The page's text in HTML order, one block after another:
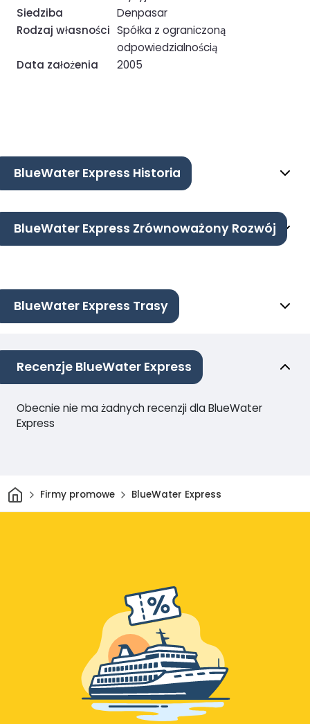
Siedziba
Denpasar
Rodzaj własności Spółka z ograniczoną
odpowiedzialnością
Data założenia
2005
BlueWater Express Historia
BlueWater Express Zrównoważony Rozwój
BlueWater Express Trasy
Recenzje BlueWater Express
Obecnie nie ma żadnych recenzji dla BlueWater
Express
DomFirmy promowe BlueWater Express